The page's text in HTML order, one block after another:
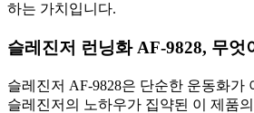
하는 가치입니다.
슬레진저 런닝화 AF-9828, 무엇
슬레진저 AF-9828은 단순한 운동화
슬레진저의 노하우가 집약된 이 제품